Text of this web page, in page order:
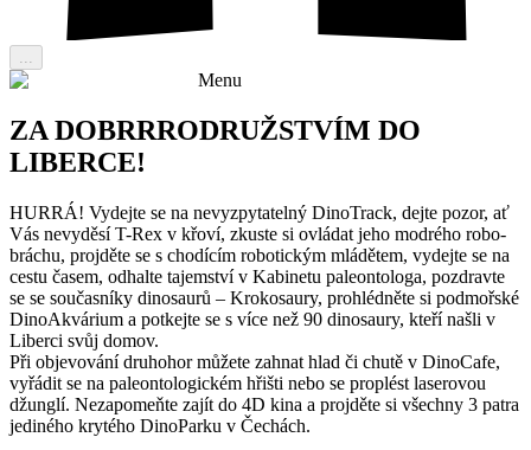
Menu
ZA DOBRRRODRUŽSTVÍM DO
LIBERCE!
HURRÁ! Vydejte se na nevyzpytatelný DinoTrack, dejte pozor, ať
Vás nevyděsí T-Rex v křoví, zkuste si ovládat jeho modrého robo-
bráchu, projděte se s chodícím robotickým mládětem, vydejte se na
cestu časem, odhalte tajemství v Kabinetu paleontologa, pozdravte
se se současníky dinosaurů – Krokosaury, prohlédněte si podmořské
DinoAkvárium a potkejte se s více než 90 dinosaury, kteří našli v
Liberci svůj domov.
Při objevování druhohor můžete zahnat hlad či chutě v DinoCafe,
vyřádit se na paleontologickém hřišti nebo se proplést laserovou
džunglí. Nezapomeňte zajít do 4D kina a projděte si všechny 3 patra
jediného krytého DinoParku v Čechách.